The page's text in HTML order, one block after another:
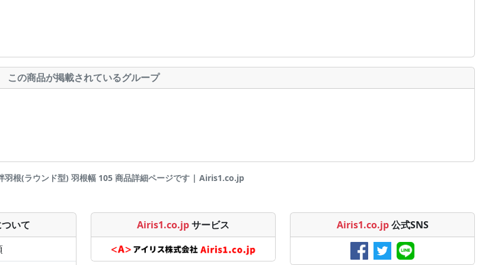
この商品が掲載されているグループ
羽根(ラウンド型) 羽根幅 105 商品詳細ページです | Airis1.co.jp
いて
Airis1.co.jpサービス Airis1.co.jp 公式SNS